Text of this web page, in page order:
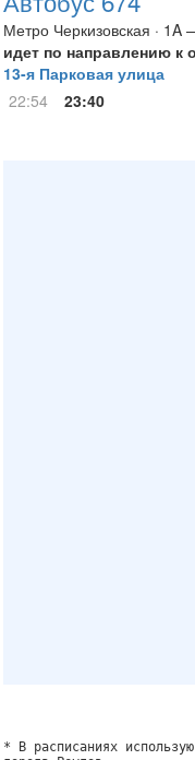
Метро Черкизовская ·
идет по направлению к
13-я Парковая улица
22:54
23:40
* В расписаниях